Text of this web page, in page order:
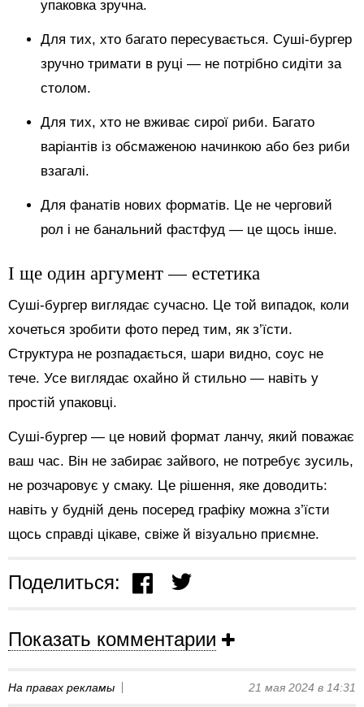
упаковка зручна.
Для тих, хто багато пересувається. Суші-бургер
зручно тримати в руці — не потрібно сидіти за
столом.
Для тих, хто не вживає сирої риби. Багато
варіантів із обсмаженою начинкою або без риби
взагалі.
Для фанатів нових форматів. Це не черговий
рол і не банальний фастфуд — це щось інше.
І ще один аргумент — естетика
Суші-бургер виглядає сучасно. Це той випадок, коли
хочеться зробити фото перед тим, як з’їсти.
Структура не розпадається, шари видно, соус не
тече. Усе виглядає охайно й стильно — навіть у
простій упаковці.
Суші-бургер — це новий формат ланчу, який поважає
ваш час. Він не забирає зайвого, не потребує зусиль,
не розчаровує у смаку. Це рішення, яке доводить:
навіть у будній день посеред графіку можна з’їсти
щось справді цікаве, свіже й візуально приємне.
Поделиться:
Показать комментарии
На правах рекламы 21 мая 2024 в 14:31